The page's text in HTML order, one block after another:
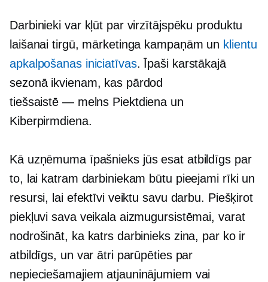
Darbinieki var kļūt par virzītājspēku produktu
laišanai tirgū, mārketinga kampaņām un klientu
apkalpošanas iniciatīvas. Īpaši karstākajā
sezonā ikvienam, kas pārdod
tiešsaistē — melns Piektdiena un
Kiberpirmdiena.
Kā uzņēmuma īpašnieks jūs esat atbildīgs par
to, lai katram darbiniekam būtu pieejami rīki un
resursi, lai efektīvi veiktu savu darbu. Piešķirot
piekļuvi sava veikala aizmugursistēmai, varat
nodrošināt, ka katrs darbinieks zina, par ko ir
atbildīgs, un var ātri parūpēties par
nepieciešamajiem atjauninājumiem vai